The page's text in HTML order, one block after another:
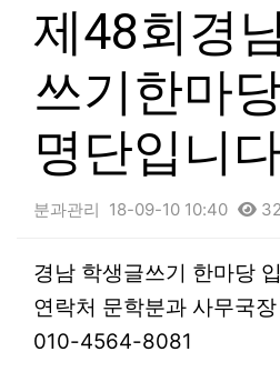
제48회경
쓰기한마
명단입니
분과관리 18-09-10 10:40
본문
경남 학생글쓰기 한마당
연락처 문학분과 사무국장
010-4564-8081